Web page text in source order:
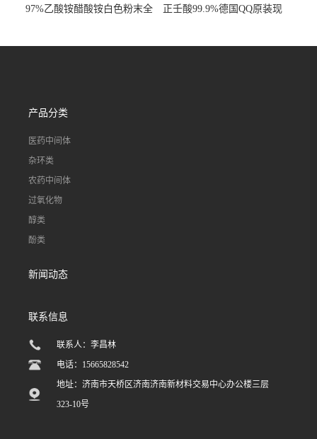
97%乙酸铵醋酸铵白色粉末全
正壬酸99.9%德国QQ原装现
产品分类
医药中间体
杂环类
农药中间体
过氧化物
醇类
酚类
新闻动态
联系信息
联系人：李昌林
电话：15665828542
地址：济南市天桥区济南济南新材料交易中心办公楼三层
323-10号